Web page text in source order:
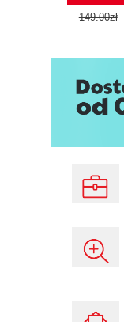
149.00zł